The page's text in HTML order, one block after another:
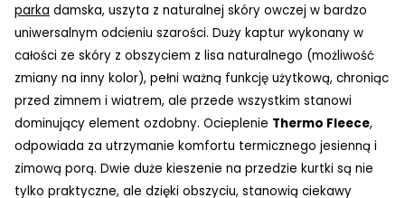
parka damska, uszyta z naturalnej skóry owczej w bardzo
uniwersalnym odcieniu szarości. Duży kaptur wykonany w
całości ze skóry z obszyciem z lisa naturalnego (możliwość
zmiany na inny kolor), pełni ważną funkcję użytkową, chroniąc
przed zimnem i wiatrem, ale przede wszystkim stanowi
dominujący element ozdobny. Ocieplenie Thermo Fleece,
odpowiada za utrzymanie komfortu termicznego jesienną i
zimową porą. Dwie duże kieszenie na przedzie kurtki są nie
tylko praktyczne, ale dzięki obszyciu, stanowią ciekawy